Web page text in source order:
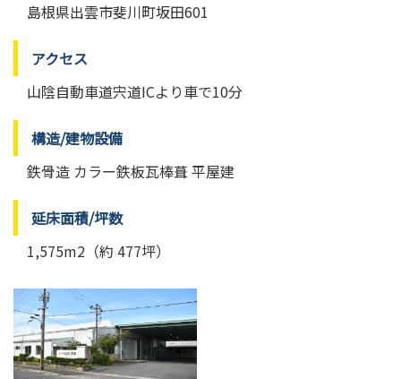
島根県出雲市斐川町坂田601
アクセス
山陰自動車道宍道ICより車で10分
構造/建物設備
鉄骨造 カラー鉄板瓦棒葺 平屋建
延床面積/坪数
1,575m2（約 477坪）